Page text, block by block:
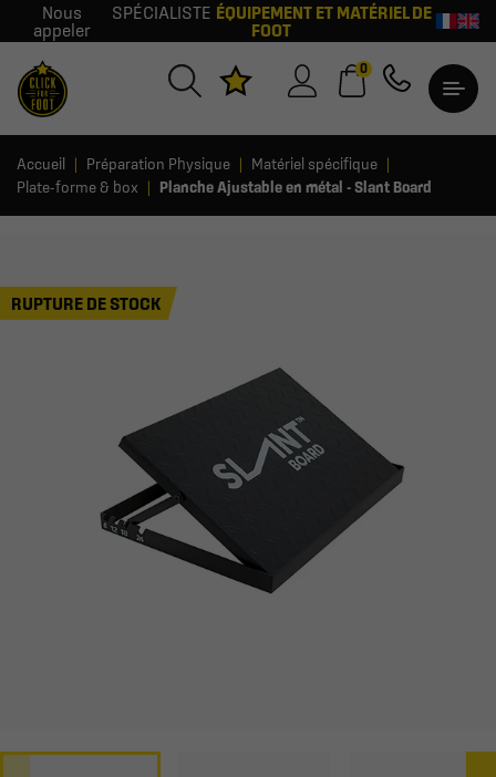
Nous
appeler
SPÉCIALISTE ÉQUIPEMENT ET MATÉRIEL DE
FOOT
0
Accueil Préparation Physique
Matériel spécifique
Plate-forme & box
Planche Ajustable en métal - Slant Board
RUPTURE DE STOCK